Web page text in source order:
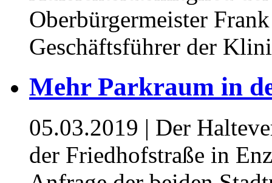
Oberbürgermeister
Geschäftsführer der
Mehr Parkraum in
05.03.2019 | Der
der Friedhofstraße in